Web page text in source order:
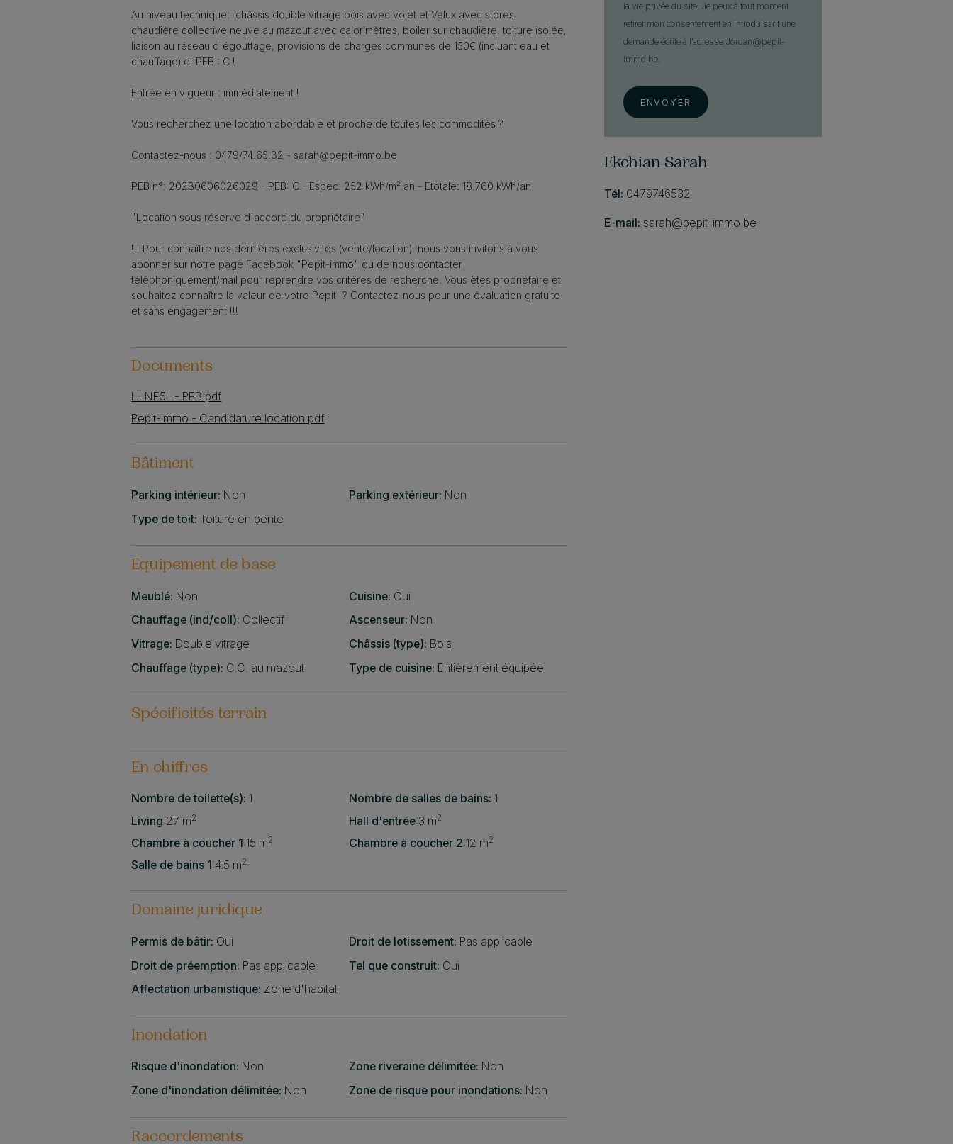
Au niveau technique: châssis double vitrage bois avec volet et Velux avec stores,
chaudière collective neuve au mazout avec calorimètres, boiler sur chaudière, toiture isolée,
liaison au réseau d'égouttage, provisions de charges communes de 150€ (incluant eau et
chauffage) et PEB : C !
Entrée en vigueur : immédiatement !
Vous recherchez une location abordable et proche de toutes les commodités ?
Contactez-nous : 0479/74.65.32 - sarah@pepit-immo.be
PEB n°: 20230606026029 - PEB: C - Espec: 252 kWh/m².an - Etotale: 18.760 kWh/an
"Location sous réserve d'accord du propriétaire"
!!! Pour connaître nos dernières exclusivités (vente/location), nous vous invitons à vous
abonner sur notre page Facebook "Pepit-immo" ou de nous contacter
téléphoniquement/mail pour reprendre vos critères de recherche. Vous êtes propriétaire et
souhaitez connaître la valeur de votre Pepit' ? Contactez-nous pour une évaluation gratuite
et sans engagement !!!
Documents
HLNF5L - PEB.pdf
Pepit-immo - Candidature location.pdf
Bâtiment
Parking intérieur: Non Parking extérieur: Non
Type de toit:Toiture en pente
Equipement de base
Meublé: Non Cuisine: Oui
Chauffage (ind/coll): Collectif Ascenseur: Non
Vitrage: Double vitrage Châssis (type): Bois
Chauffage (type): C.C. au mazout Type de cuisine: Entièrement équipée
Spécificités terrain
En chiffres
Nombre de toilette(s):1 Nombre de salles de bains:1
Living:27 m2 Hall d'entrée:3 m2
Chambre à coucher 1:15 m2 Chambre à coucher 2:12 m2
Salle de bains 1:4.5 m2
Domaine juridique
Permis de bâtir: Oui Droit de lotissement: Pas applicable
Droit de préemption: Pas applicable Tel que construit: Oui
Affectation urbanistique: Zone d'habitat
Inondation
Risque d'inondation: Non Zone riveraine délimitée: Non
Zone d'inondation délimitée: Non Zone de risque pour inondations: Non
Raccordements
la vie privée du site. Je peux à tout moment
retirer mon consentement en introduisant une
demande écrite à l’adresse Jordan@pepit-
immo.be.
ENVOYER
Ekchian Sarah
Tél: 0479746532
E-mail: sarah@pepit-immo.be